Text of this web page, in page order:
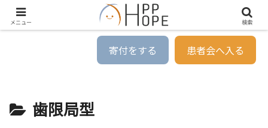
寄付をする 患者会へ入る
歯限局型
メニュー 検索